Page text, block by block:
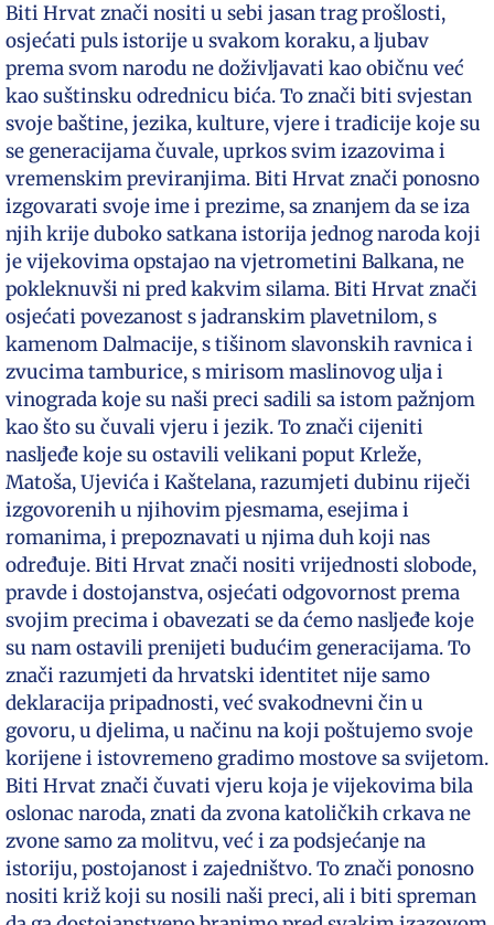
Biti Hrvat znači nositi u sebi jasan trag prošlosti,
osjećati puls istorije u svakom koraku, a ljubav
prema svom narodu ne doživljavati kao običnu već
kao suštinsku odrednicu bića. To znači biti svjestan
svoje baštine, jezika, kulture, vjere i tradicije koje su
se generacijama čuvale, uprkos svim izazovima i
vremenskim previranjima. Biti Hrvat znači ponosno
izgovarati svoje ime i prezime, sa znanjem da se iza
njih krije duboko satkana istorija jednog naroda koji
je vijekovima opstajao na vjetrometini Balkana, ne
pokleknuvši ni pred kakvim silama. Biti Hrvat znači
osjećati povezanost s jadranskim plavetnilom, s
kamenom Dalmacije, s tišinom slavonskih ravnica i
zvucima tamburice, s mirisom maslinovog ulja i
vinograda koje su naši preci sadili sa istom pažnjom
kao što su čuvali vjeru i jezik. To znači cijeniti
nasljeđe koje su ostavili velikani poput Krleže,
Matoša, Ujevića i Kaštelana, razumjeti dubinu riječi
izgovorenih u njihovim pjesmama, esejima i
romanima, i prepoznavati u njima duh koji nas
određuje. Biti Hrvat znači nositi vrijednosti slobode,
pravde i dostojanstva, osjećati odgovornost prema
svojim precima i obavezati se da ćemo nasljeđe koje
su nam ostavili prenijeti budućim generacijama. To
znači razumjeti da hrvatski identitet nije samo
deklaracija pripadnosti, već svakodnevni čin u
govoru, u djelima, u načinu na koji poštujemo svoje
korijene i istovremeno gradimo mostove sa svijetom.
Biti Hrvat znači čuvati vjeru koja je vijekovima bila
oslonac naroda, znati da zvona katoličkih crkava ne
zvone samo za molitvu, već i za podsjećanje na
istoriju, postojanost i zajedništvo. To znači ponosno
nositi križ koji su nosili naši preci, ali i biti spreman